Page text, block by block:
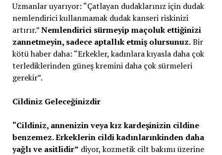
Uzmanlar uyarıyor: “Çatlayan dudaklarınız için dudak
nemlendirici kullanmamak dudak kanseri riskinizi
artırır.”Nemlendirici sürmeyip maçoluk ettiğinizi
zannetmeyin, sadece aptallık etmiş olursunuz.Bir
kötü haber daha: “Erkekler, kadınlara kıyasla daha çok
terlediklerinden güneş kremini daha çok sürmeleri
gerekir”.
Cildiniz Geleceğinizdir
“Cildiniz, annenizin veya kız kardeşinizin cildine
benzemez. Erkeklerin cildi kadınlarınkinden daha
yağlı ve asitlidir” diyor, kozmetik cilt bakımı üzerine